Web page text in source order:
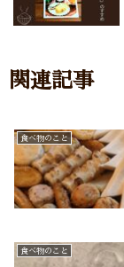
関連記事
食べ物のこと
食べ物のこと